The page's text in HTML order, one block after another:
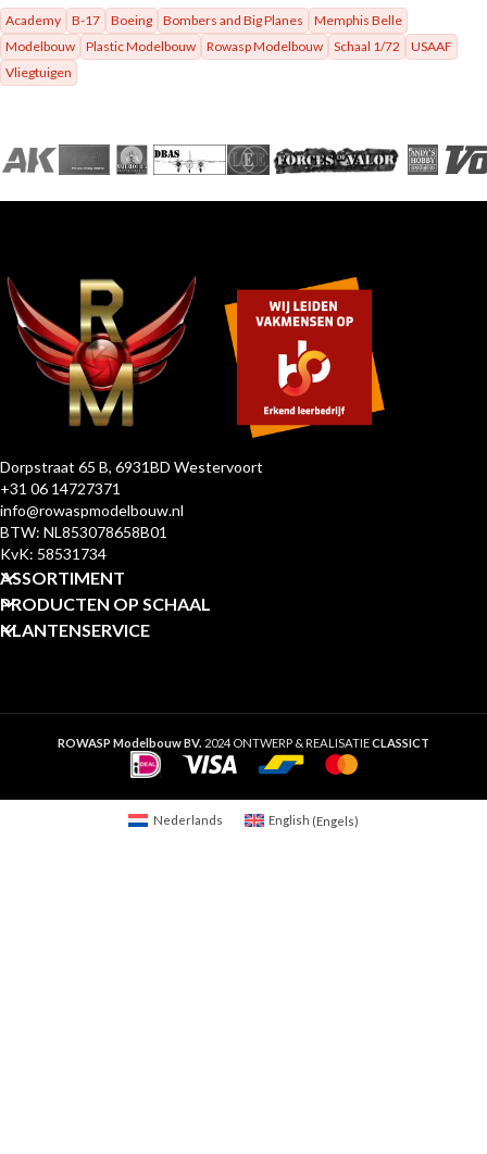
Academy B-17 Boeing Bombers and Big Planes
Memphis Belle
Modelbouw
Plastic Modelbouw Rowasp Modelbouw Schaal 1/72
USAAF
Vliegtuigen
Dorpstraat 65 B, 6931BD Westervoort
+31 06 14727371
info@rowaspmodelbouw.nl
BTW: NL853078658B01
KvK: 58531734
ASSORTIMENT
PRODUCTEN OP SCHAAL
KLANTENSERVICE
ROWASP Modelbouw BV. 2024 ONTWERP & REALISATIECLASSICT
Nederlands English (Engels)